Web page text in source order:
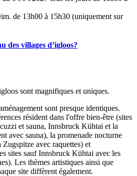
de 13h00 à 15h30 (uniquement sur
des villages d’igloos?
sont magnifiques et uniques.
sont presque identiques.
résident dans l'offre bien-être (sites
et sauna, Innsbruck Kühtai et la
avec sauna), la promenade nocturne
Zugspitze avec raquettes) et
sites sauf Innsbruck Kühtai avec les
Les thèmes artistiques ainsi que
site diffèrent également.